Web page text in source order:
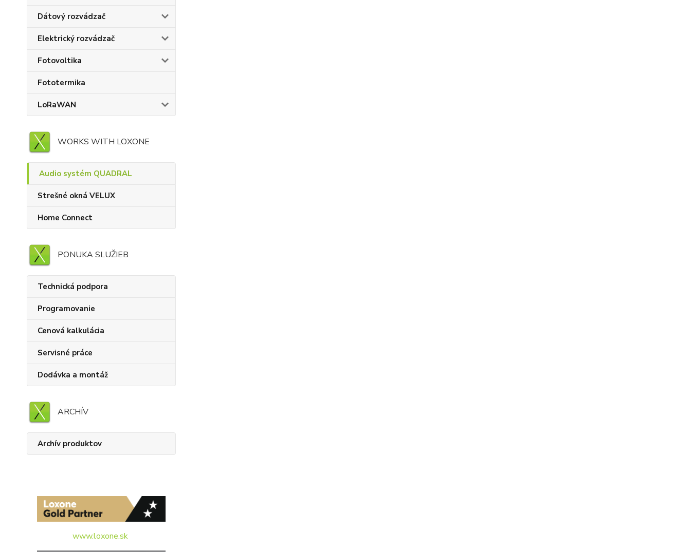
Dátový rozvádzač
Elektrický rozvádzač
Fotovoltika
Fototermika
LoRaWAN
WORKS WITH LOXONE
Audio systém QUADRAL
Strešné okná VELUX
Home Connect
PONUKA SLUŽIEB
Technická podpora
Programovanie
Cenová kalkulácia
Servisné práce
Dodávka a montáž
ARCHÍV
Archív produktov
www.loxone.sk